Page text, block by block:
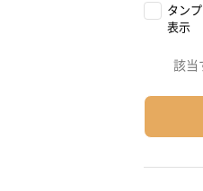
タン
表示
該当